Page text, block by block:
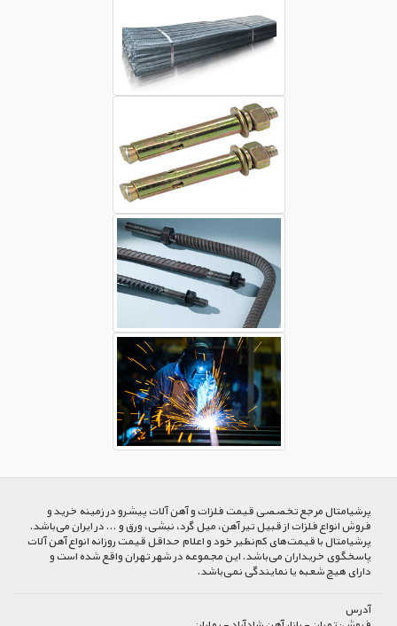
پرشیا‌متال مرجع تخصصی قیمت فلزات و آهن آلات پیشرو در زمینه خرید و
فروش انواع فلزات از قبیل تیر آهن، میل گرد، نبشی، ورق و ... در ایران می‌باشد.
پرشیامتال با قیمت‌های کم‌نظیر خود و اعلام حداقل قیمت روزانه انواع آهن آلات
پاسخگوی خریداران می‌باشد. این مجموعه در شهر تهران واقع شده است و
دارای هیچ شعبه یا نمایندگی نمی‌باشد.
آدرس